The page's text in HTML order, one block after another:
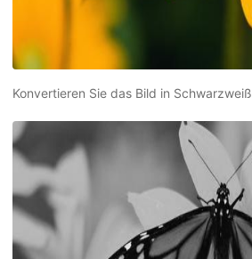
Konvertieren Sie das Bild in Schwarzweiß